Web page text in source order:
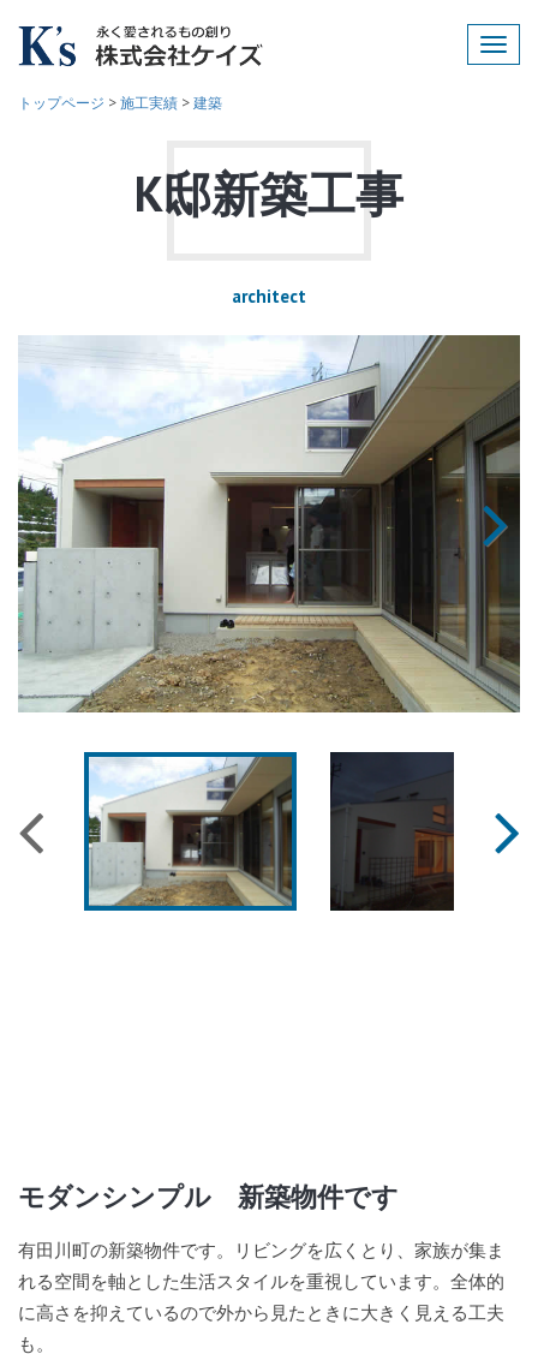
トップページ >施工実績 >建築
K邸新築工事
architect
モダンシンプル 新築物件です
有田川町の新築物件です。リビングを広くとり、家族が集ま
れる空間を軸とした生活スタイルを重視しています。全体的
に高さを抑えているので外から見たときに大きく見える工夫
も。